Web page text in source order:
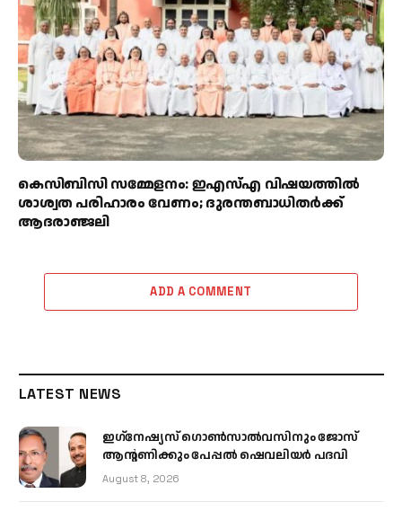
കെസിബിസി സമ്മേളനം: ഇഎസ്എ വിഷയത്തിൽ
ശാശ്വത പരിഹാരം വേണം; ദുരന്തബാധിതർക്ക്
ആദരാഞ്ജലി
ADD A COMMENT
LATEST NEWS
ഇഗ്‌നേഷ്യസ് ഗൊൺസാൽവസിനും ജോസ്
ആന്റണിക്കും പേപ്പൽ ഷെവലിയർ പദവി
August 8, 2026